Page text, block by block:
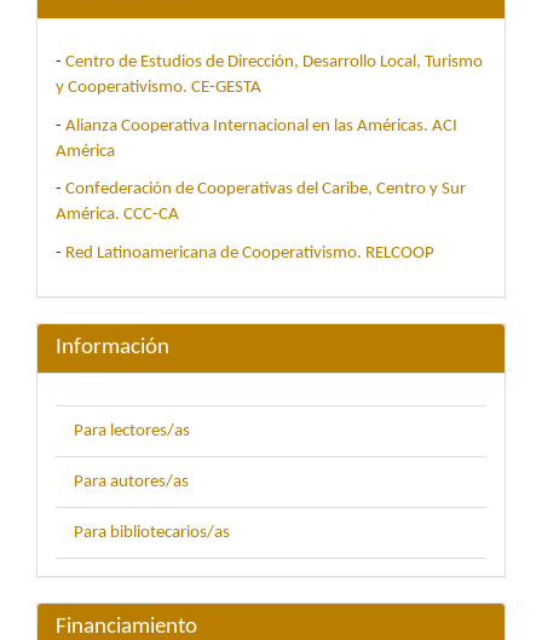
- Centro de Estudios de Dirección, Desarrollo Local, Turismo
y Cooperativismo. CE-GESTA
- Alianza Cooperativa Internacional en las Américas. ACI
América
- Confederación de Cooperativas del Caribe, Centro y Sur
América. CCC-CA
- Red Latinoamericana de Cooperativismo. RELCOOP
Información
Para lectores/as
Para autores/as
Para bibliotecarios/as
Financiamiento